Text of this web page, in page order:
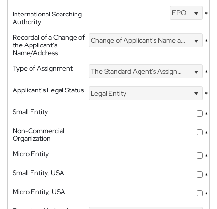
International Searching
Authority
EPO *
Recordal of a Change of
the Applicant's
Name/Address
Change of Applicant's Name and Address *
Type of Assignment The Standard Agent's Assignment
*
Applicant's Legal Status
Legal Entity
*
Small Entity
*
Non-Commercial
Organization
*
Micro Entity
*
Small Entity, USA
*
Micro Entity, USA
*